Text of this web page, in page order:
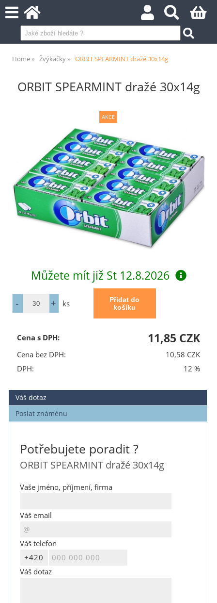
Home Žvýkačky ORBIT SPEARMINT dražé 30x14g
ORBIT SPEARMINT dražé 30x14g
Můžete mít již St 12.8.2026
ks
Cena s DPH: 11,85 CZK
Cena bez DPH:
10,58 CZK
DPH:
12 %
Váš dotaz
Poslat známénu
Potřebujete poradit ?
ORBIT SPEARMINT dražé 30x14g
Vaše jméno, příjmení, firma
Váš email
Váš telefon
Váš dotaz